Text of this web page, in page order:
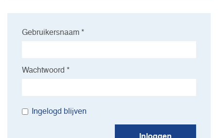
Gebruikersnaam *
Wachtwoord *
Ingelogd blijven